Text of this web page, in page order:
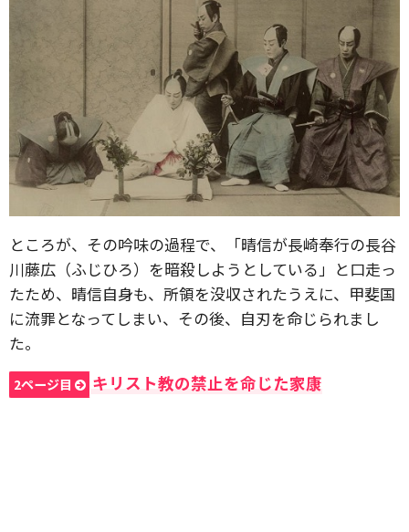
ところが、その吟味の過程で、「晴信が長崎奉行の長谷
川藤広（ふじひろ）を暗殺しようとしている」と口走っ
たため、晴信自身も、所領を没収されたうえに、甲斐国
に流罪となってしまい、その後、自刃を命じられまし
た。
2ページ目 キリスト教の禁止を命じた家康